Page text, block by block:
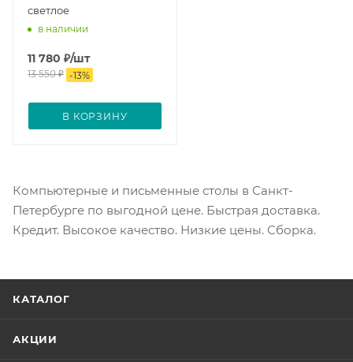
светлое
в наличии
11 780 ₽/шт
13 550₽ -13%
В КОРЗИНУ
Компьютерные и письменные столы в Санкт-
Петербурге по выгодной цене. Быстрая доставка.
Кредит. Высокое качество. Низкие цены. Сборка.
КАТАЛОГ
АКЦИИ